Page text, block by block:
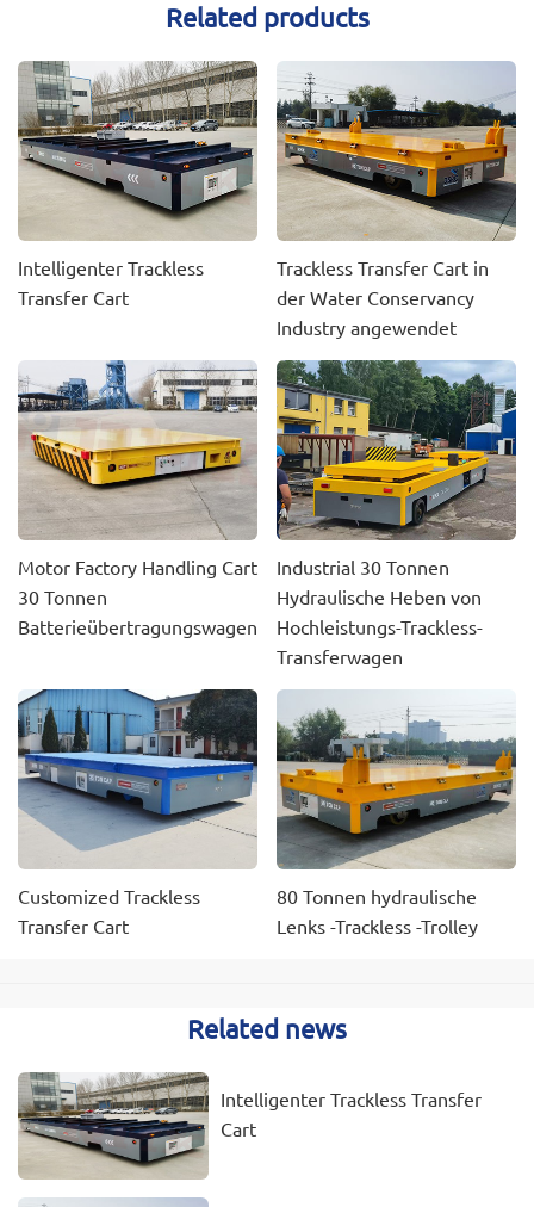
Related products
Intelligenter Trackless
Transfer Cart
Trackless Transfer Cart in
der Water Conservancy
Industry angewendet
Motor Factory Handling Cart
30 Tonnen
Batterieübertragungswagen
Industrial 30 Tonnen
Hydraulische Heben von
Hochleistungs-Trackless-
Transferwagen
Customized Trackless
Transfer Cart
80 Tonnen hydraulische
Lenks -Trackless -Trolley
Related news
Intelligenter Trackless Transfer
Cart